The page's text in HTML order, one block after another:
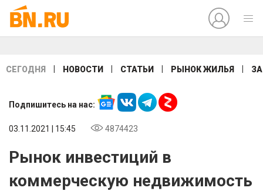
СЕГОДНЯ НОВОСТИ СТАТЬИ РЫНОК ЖИЛЬЯ
Подпишитесь на нас:
03.11.2021 | 15:45 4874423
Рынок инвестиций в
коммерческую недвижимость